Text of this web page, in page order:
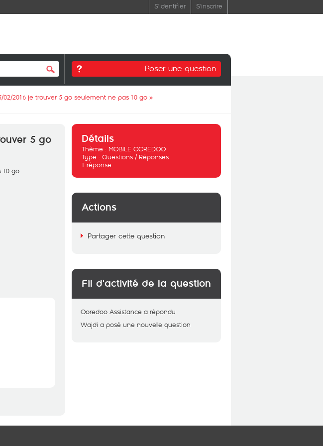
S'identifier S'inscrire
Poser une question
2016 je trouver 5 go seulement ne pas 10 go »
5 go
10 go
Détails
Thème : MOBILE OOREDOO
Type : Questions / Réponses
1 réponse
Actions
Partager cette question
Fil d'activité de la question
Ooredoo Assistance a répondu
Wajdi a posé une nouvelle question